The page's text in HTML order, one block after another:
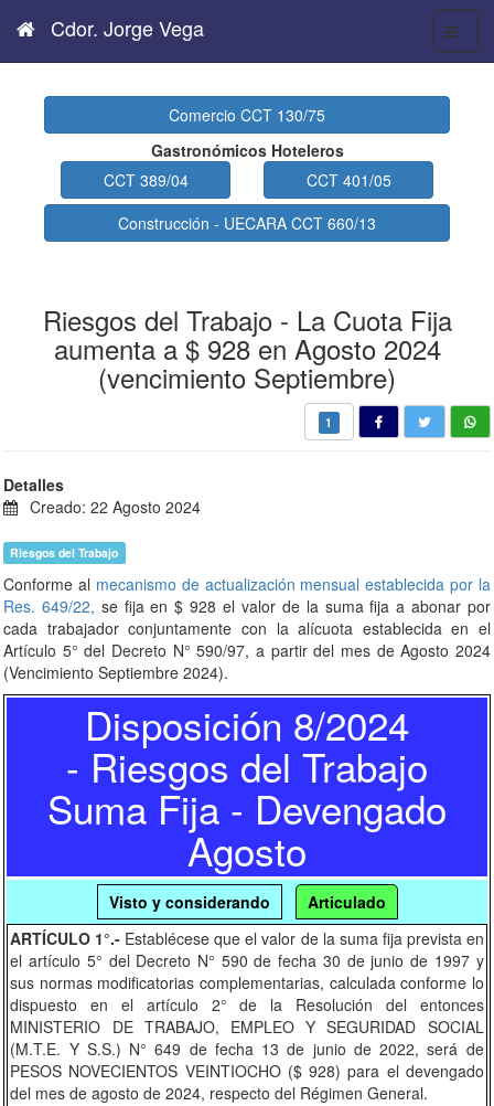
Cdor. Jorge Vega
Comercio CCT 130/75
Gastronómicos Hoteleros
CCT 389/04
CCT 401/05
Construcción - UECARA CCT 660/13
Riesgos del Trabajo - La Cuota Fija
aumenta a $ 928 en Agosto 2024
(vencimiento Septiembre)
1
Detalles
Creado: 22 Agosto 2024
Riesgos del Trabajo
Conforme al mecanismo de actualización mensual establecida por la
Res. 649/22, se fija en $ 928 el valor de la suma fija a abonar por
cada trabajador conjuntamente con la alícuota establecida en el
Artículo 5° del Decreto N° 590/97, a partir del mes de Agosto 2024
(Vencimiento Septiembre 2024).
Disposición 8/2024
- Riesgos del Trabajo
Suma Fija - Devengado
Agosto
Visto y considerando
Articulado
ARTÍCULO 1°.- Establécese que el valor de la suma fija prevista en
el artículo 5° del Decreto N° 590 de fecha 30 de junio de 1997 y
sus normas modificatorias complementarias, calculada conforme lo
dispuesto en el artículo 2° de la Resolución del entonces
MINISTERIO DE TRABAJO, EMPLEO Y SEGURIDAD SOCIAL
(M.T.E. Y S.S.) N° 649 de fecha 13 de junio de 2022, será de
PESOS NOVECIENTOS VEINTIOCHO ($ 928) para el devengado
del mes de agosto de 2024, respecto del Régimen General.